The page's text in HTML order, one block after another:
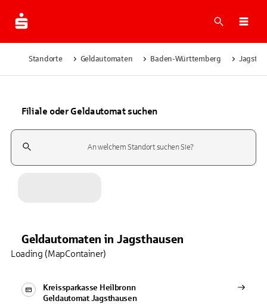
Suche
Standorte Geldautomaten Baden-Württemberg
Filiale oder Geldautomat suchen
Suchfeld
Geldautomaten in Jagsthausen
Kreissparkasse Heilbronn
Geldautomat Jagsthausen
Loading (MapContainer)